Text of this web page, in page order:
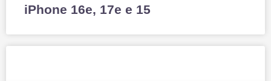
iPhone 16e, 17e e 15